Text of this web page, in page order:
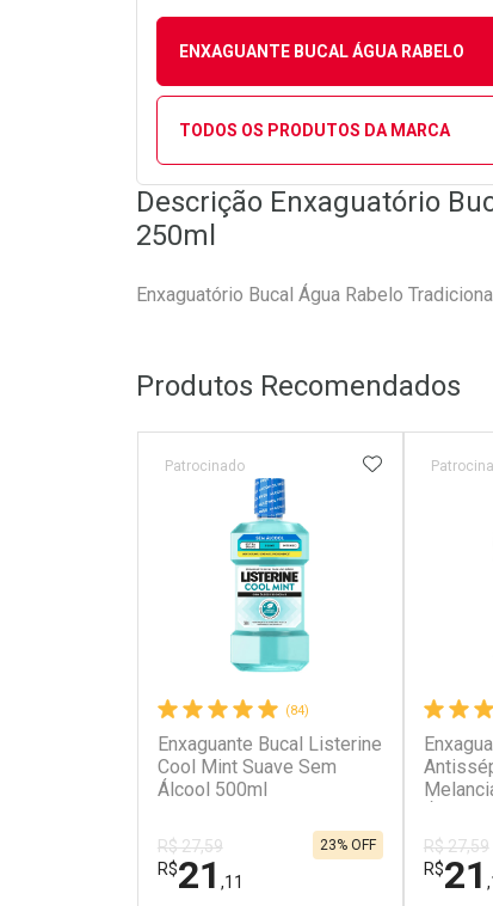
ENXAGUANTE BUCAL ÁGUA RABELO
TODOS OS PRODUTOS DA MARCA
Descrição Enxaguatório
250ml
Enxaguatório Bucal Água Rabelo
Produtos Recomendados
(84)
Enxaguante Bucal Listerine
Cool Mint Suave Sem
Álcool 500ml
Patrocinado
R$ 27,59
R$21 ,11
23% OFF
ADICIONAR
R$ 27,59
R$21